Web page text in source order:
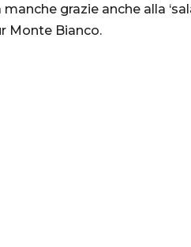
grazie anche alla
Monte Bianco.